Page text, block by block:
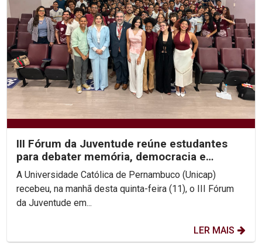
III Fórum da Juventude reúne estudantes
para debater memória, democracia e
direitos humanos na...
A Universidade Católica de Pernambuco (Unicap)
recebeu, na manhã desta quinta-feira (11), o III Fórum
da Juventude em...
LER MAIS